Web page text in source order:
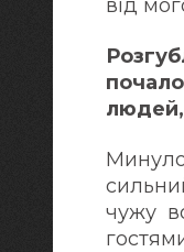
від
людей,
чужу